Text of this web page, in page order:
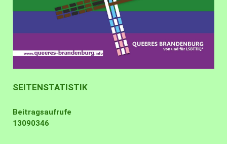
SEITENSTATISTIK
Beitragsaufrufe
13090346